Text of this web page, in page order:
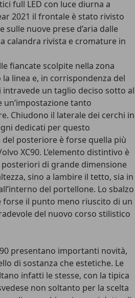
full LED con luce diurna a
2021 il frontale è stato rivisto
nuove prese d’aria dalle
calandra rivista e cromature in
fiancate scolpite nella zona
linea e, in corrispondenza del
un taglio deciso sotto al
tanto
Chiudono il laterale dei cerchi in
dedicati per questo
posteriore è forse quella più
XC90. L’elemento distintivo è
di grande dimensione
sino a lambire il tetto, sia in
del portellone. Lo sbalzo
il punto meno riuscito di un
del nuovo corso stilistico
presentano importanti novità,
di sostanza che estetiche. Le
infatti le stesse, con la tipica
non soltanto per la scelta